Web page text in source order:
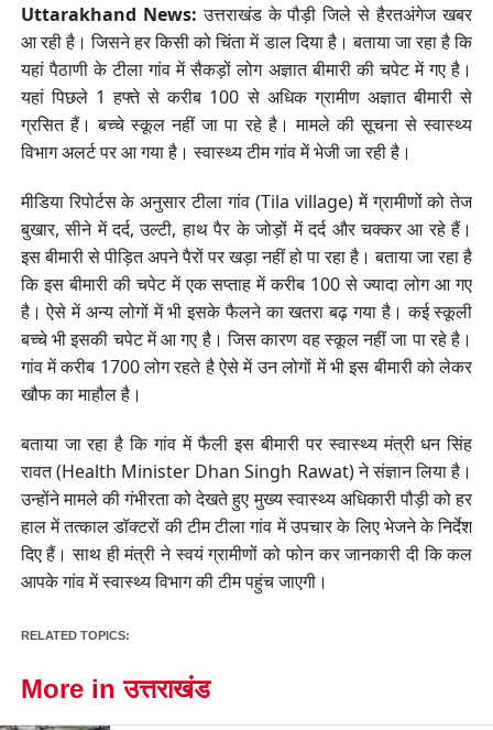
Uttarakhand News: उत्तराखंड के पौड़ी जिले से हैरतअंगेज खबर
आ रही है। जिसने हर किसी को चिंता में डाल दिया है। बताया जा रहा है कि
यहां पैठाणी के टीला गांव में सैकड़ों लोग अज्ञात बीमारी की चपेट में गए है।
यहां पिछले 1 हफ्ते से करीब 100 से अधिक ग्रामीण अज्ञात बीमारी से
ग्रसित हैं। बच्चे स्कूल नहीं जा पा रहे है। मामले की सूचना से स्वास्थ्य
विभाग अलर्ट पर आ गया है। स्वास्थ्य टीम गांव में भेजी जा रही है।
मीडिया रिपोर्टस के अनुसार टीला गांव (Tila village) में ग्रामीणों को तेज
बुखार, सीने में दर्द, उल्टी, हाथ पैर के जोड़ों में दर्द और चक्कर आ रहे हैं।
इस बीमारी से पीड़ित अपने पैरों पर खड़ा नहीं हो पा रहा है। बताया जा रहा है
कि इस बीमारी की चपेट में एक सप्ताह में करीब 100 से ज्यादा लोग आ गए
है। ऐसे में अन्य लोगों में भी इसके फैलने का खतरा बढ़ गया है। कई स्कूली
बच्चे भी इसकी चपेट में आ गए है। जिस कारण वह स्कूल नहीं जा पा रहे है।
गांव में करीब 1700 लोग रहते है ऐसे में उन लोगों में भी इस बीमारी को लेकर
खौफ का माहौल है।
बताया जा रहा है कि गांव में फैली इस बीमारी पर स्वास्थ्य मंत्री धन सिंह
रावत (Health Minister Dhan Singh Rawat) ने संज्ञान लिया है।
उन्होंने मामले की गंभीरता को देखते हुए मुख्य स्वास्थ्य अधिकारी पौड़ी को हर
हाल में तत्काल डॉक्टरों की टीम टीला गांव में उपचार के लिए भेजने के निर्देश
दिए हैं। साथ ही मंत्री ने स्वयं ग्रामीणों को फोन कर जानकारी दी कि कल
आपके गांव में स्वास्थ्य विभाग की टीम पहुंच जाएगी।
RELATED TOPICS:
More in उत्तराखंड